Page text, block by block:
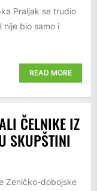
Praljak se trudio
nije bio samo i
READ MORE
ČELNIKE IZ
SKUPŠTINI
Zeničko-dobojske